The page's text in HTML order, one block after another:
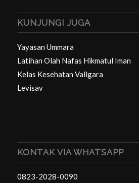
KUNJUNGI JUGA
Yayasan Ummara
Latihan Olah Nafas Hikmatul Iman
Kelas Kesehatan Vallgara
Levisav
KONTAK VIA WHATSAPP
0823-2028-0090